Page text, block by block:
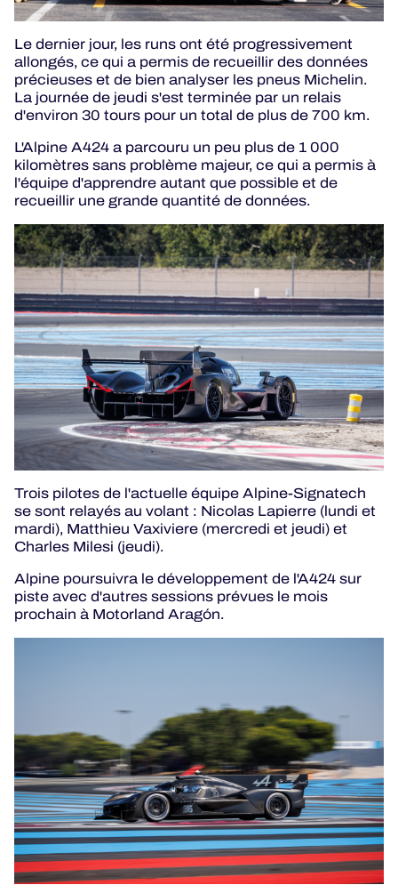
Le dernier jour, les runs ont été progressivement
allongés, ce qui a permis de recueillir des données
précieuses et de bien analyser les pneus Michelin.
La journée de jeudi s'est terminée par un relais
d'environ 30 tours pour un total de plus de 700 km.
L'Alpine A424 a parcouru un peu plus de 1 000
kilomètres sans problème majeur, ce qui a permis à
l'équipe d'apprendre autant que possible et de
recueillir une grande quantité de données.
Trois pilotes de l'actuelle équipe Alpine-Signatech
se sont relayés au volant : Nicolas Lapierre (lundi et
mardi), Matthieu Vaxiviere (mercredi et jeudi) et
Charles Milesi (jeudi).
Alpine poursuivra le développement de l'A424 sur
piste avec d'autres sessions prévues le mois
prochain à Motorland Aragón.